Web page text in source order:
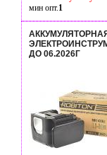
мин опт.1
АККУМУЛЯТОРНАЯ
ДО 06.2026Г